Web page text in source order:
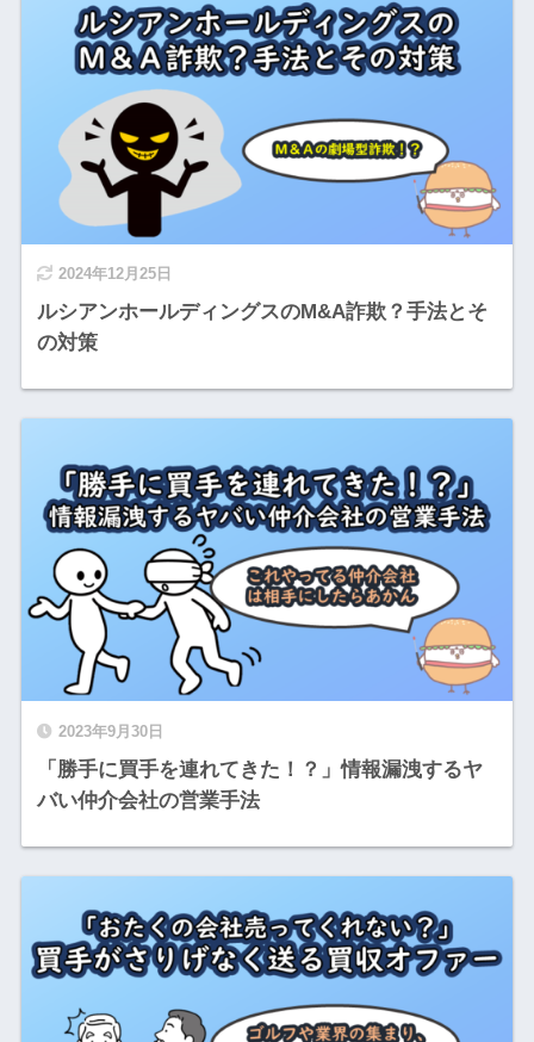
2024年12月25日
ルシアンホールディングスのM&A詐欺？手法とそ
の対策
2023年9月30日
「勝手に買手を連れてきた！？」情報漏洩するヤ
バい仲介会社の営業手法